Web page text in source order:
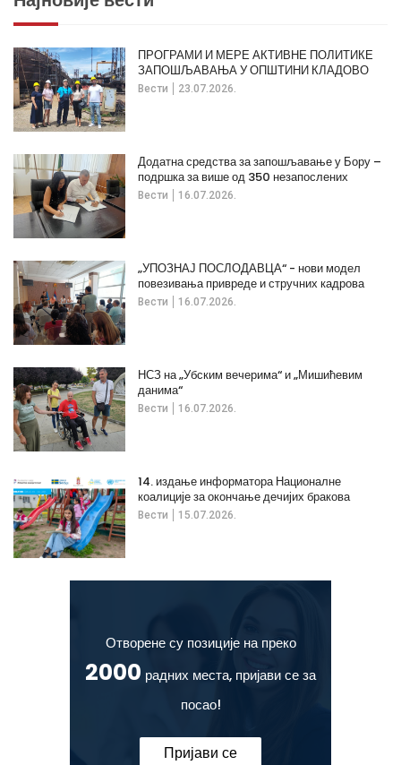
Вести 23.07.2026.
ПРОГРАМИ И МЕРЕ АКТИВНЕ ПОЛИТИКЕ
ЗАПОШЉАВАЊА У ОПШТИНИ КЛАДОВО
Вести 16.07.2026.
Додатна средства за запошљавање у Бору –
подршка за више од 350 незапослених
Вести 16.07.2026.
„УПОЗНАЈ ПОСЛОДАВЦА“ - нови модел
повезивања привреде и стручних кадрова
Вести 16.07.2026.
НСЗ на „Убским вечерима“ и „Мишићевим
данима“
Вести 15.07.2026.
14. издање информатора Националне
коалиције за окончање дечијих бракова
Отворене су позиције на преко
2000 радних места, пријави се за
посао!
Пријави се